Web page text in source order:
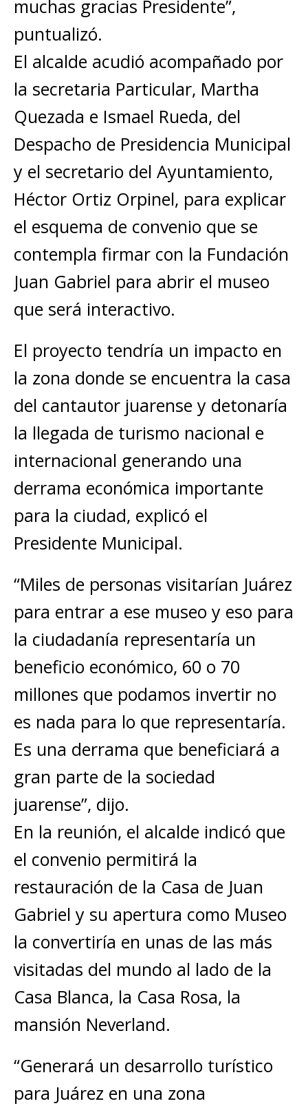
muchas gracias Presidente”,
puntualizó.
El alcalde acudió acompañado por
la secretaria Particular, Martha
Quezada e Ismael Rueda, del
Despacho de Presidencia Municipal
y el secretario del Ayuntamiento,
Héctor Ortiz Orpinel, para explicar
el esquema de convenio que se
contempla firmar con la Fundación
Juan Gabriel para abrir el museo
que será interactivo.
El proyecto tendría un impacto en
la zona donde se encuentra la casa
del cantautor juarense y detonaría
la llegada de turismo nacional e
internacional generando una
derrama económica importante
para la ciudad, explicó el
Presidente Municipal.
“Miles de personas visitarían Juárez
para entrar a ese museo y eso para
la ciudadanía representaría un
beneficio económico, 60 o 70
millones que podamos invertir no
es nada para lo que representaría.
Es una derrama que beneficiará a
gran parte de la sociedad
juarense”, dijo.
En la reunión, el alcalde indicó que
el convenio permitirá la
restauración de la Casa de Juan
Gabriel y su apertura como Museo
la convertiría en unas de las más
visitadas del mundo al lado de la
Casa Blanca, la Casa Rosa, la
mansión Neverland.
“Generará un desarrollo turístico
para Juárez en una zona